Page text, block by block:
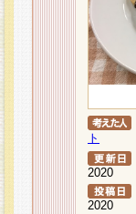
ト
2020
2020